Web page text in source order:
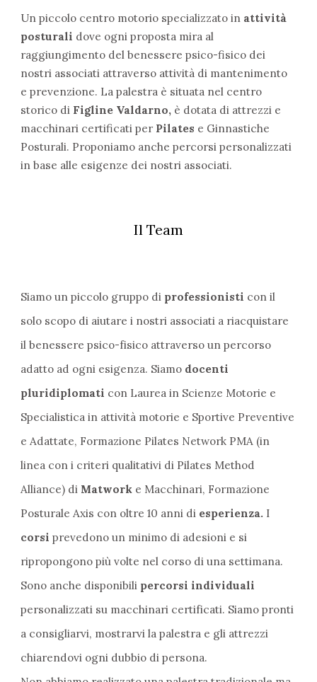
Un piccolo centro motorio specializzato in attività
posturali dove ogni proposta mira al
raggiungimento del benessere psico-fisico dei
nostri associati attraverso attività di mantenimento
e prevenzione. La palestra è situata nel centro
storico di Figline Valdarno, è dotata di attrezzi e
macchinari certificati per Pilates e Ginnastiche
Posturali. Proponiamo anche percorsi personalizzati
in base alle esigenze dei nostri associati.
Il Team
Siamo un piccolo gruppo di professionisti con il
solo scopo di aiutare i nostri associati a riacquistare
il benessere psico-fisico attraverso un percorso
adatto ad ogni esigenza. Siamo docenti
pluridiplomati con Laurea in Scienze Motorie e
Specialistica in attività motorie e Sportive Preventive
e Adattate, Formazione Pilates Network PMA (in
linea con i criteri qualitativi di Pilates Method
Alliance) di Matwork e Macchinari, Formazione
Posturale Axis con oltre 10 anni di esperienza. I
corsi prevedono un minimo di adesioni e si
ripropongono più volte nel corso di una settimana.
Sono anche disponibili percorsi individuali
personalizzati su macchinari certificati. Siamo pronti
a consigliarvi, mostrarvi la palestra e gli attrezzi
chiarendovi ogni dubbio di persona.